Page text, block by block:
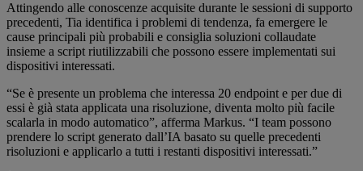
Attingendo alle conoscenze acquisite durante le sessioni di supporto
precedenti, Tia identifica i problemi di tendenza, fa emergere le
cause principali più probabili e consiglia soluzioni collaudate
insieme a script riutilizzabili che possono essere implementati sui
dispositivi interessati.
“Se è presente un problema che interessa 20 endpoint e per due di
essi è già stata applicata una risoluzione, diventa molto più facile
scalarla in modo automatico”, afferma Markus. “I team possono
prendere lo script generato dall’IA basato su quelle precedenti
risoluzioni e applicarlo a tutti i restanti dispositivi interessati.”